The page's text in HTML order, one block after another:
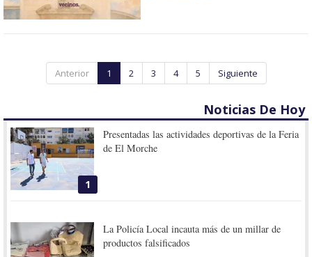
Anterior 1 2 3 4 5 Siguiente
Noticias De Hoy
1
Presentadas las actividades deportivas de la Feria
de El Morche
La Policía Local incauta más de un millar de
productos falsificados